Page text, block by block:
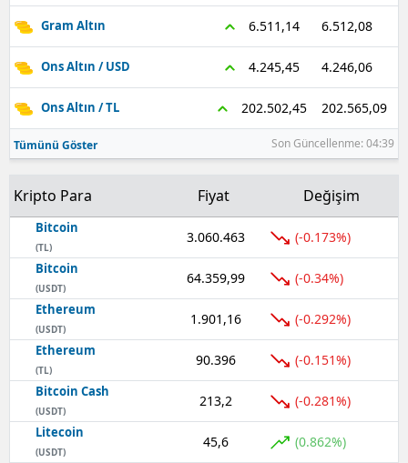
Gram Altın 6.511,14 6.512,08
Ons Altın / USD 4.245,45 4.246,06
Ons Altın / TL 202.502,45 202.565,09
Tümünü Göster Son Güncellenme: 04:39
Kripto Para Fiyat Değişim
Bitcoin
(TL)
3.060.463 (-0.173%)
Bitcoin
(USDT)
64.359,99 (-0.34%)
Ethereum
(USDT)
1.901,16 (-0.292%)
Ethereum
(TL)
90.396 (-0.151%)
Bitcoin Cash
(USDT)
213,2 (-0.281%)
Litecoin
(USDT)
45,6 (0.862%)